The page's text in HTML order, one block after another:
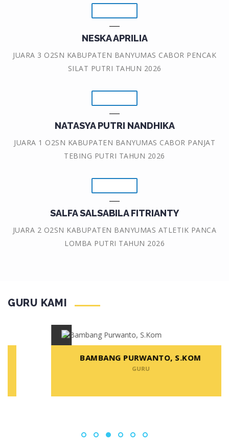
NESKA APRILIA
JUARA 3 O2SN KABUPATEN BANYUMAS CABOR PENCAK
SILAT PUTRI TAHUN 2026
NATASYA PUTRI NANDHIKA
JUARA 1 O2SN KABUPATEN BANYUMAS CABOR PANJAT
TEBING PUTRI TAHUN 2026
SALFA SALSABILA FITRIANTY
JUARA 2 O2SN KABUPATEN BANYUMAS ATLETIK PANCA
LOMBA PUTRI TAHUN 2026
GURU KAMI
BAMBANG PURWANTO, S.KOM
GURU